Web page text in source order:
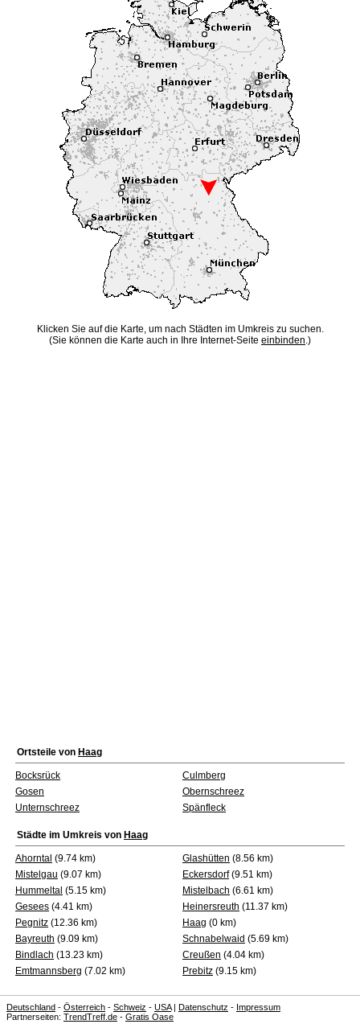
Klicken Sie auf die Karte, um nach Städten im Umkreis zu suchen.
(Sie können die Karte auch in Ihre Internet-Seite einbinden.)
Ortsteile von Haag
Bocksrück
Culmberg
Gosen
Obernschreez
Unternschreez
Spänfleck
Städte im Umkreis von Haag
Ahorntal (9.74 km) Glashütten (8.56 km)
Mistelgau (9.07 km) Eckersdorf(9.51 km)
Hummeltal (5.15 km) Mistelbach (6.61 km)
Gesees (4.41 km) Heinersreuth (11.37 km)
Pegnitz (12.36 km) Haag (0 km)
Bayreuth (9.09 km) Schnabelwaid (5.69 km)
Bindlach (13.23 km) Creußen (4.04 km)
Emtmannsberg (7.02 km) Prebitz (9.15 km)
Deutschland - Österreich - Schweiz - USA| Datenschutz - Impressum
Partnerseiten: TrendTreff.de - Gratis Oase